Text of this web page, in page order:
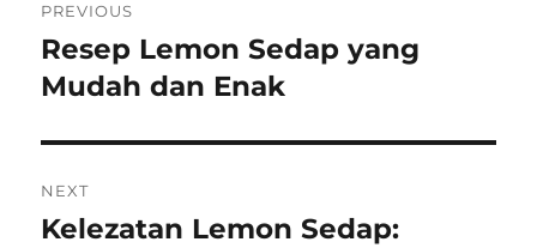
navigation
PREVIOUS
Previous
post:
Resep Lemon Sedap yang
Mudah dan Enak
NEXT
Next
Kelezatan Lemon Sedap: